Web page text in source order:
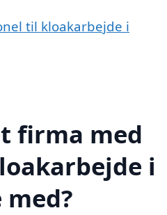
til kloakarbejde i
firma med
i